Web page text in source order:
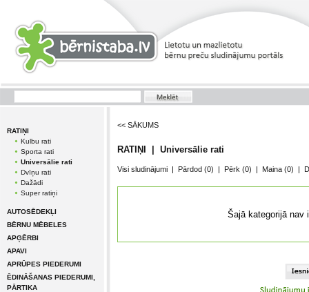
RATIŅI
Kulbu rati
Sporta rati
Universālie rati
Dvīņu rati
Dažādi
Super ratiņi
AUTOSĒDEKĻI
BĒRNU MĒBELES
APĢĒRBI
APAVI
APRŪPES PIEDERUMI
ĒDINĀŠANAS PIEDERUMI,
PĀRTIKA
<< SĀKUMS
RATIŅI | Universālie rati
Visi sludinājumi | Pārdod (0) | Pērk (0) | Maina (0) |
Šajā kategorijā nav